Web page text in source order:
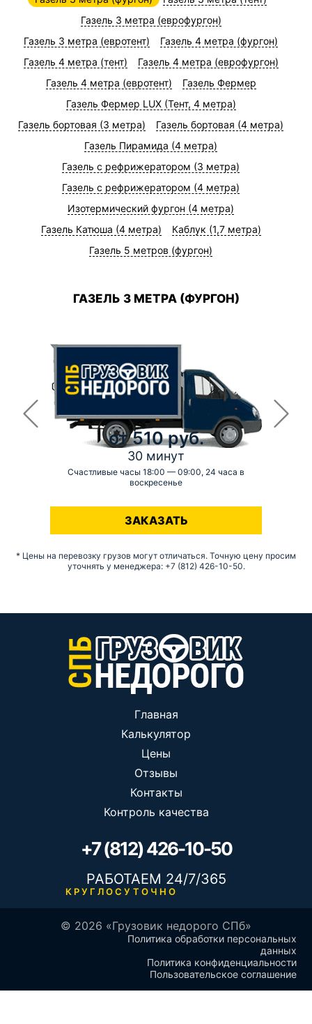
Газель 3 метра (еврофургон)
Газель 3 метра (евротент)
Газель 4 метра (фургон)
Газель 4 метра (тент)
Газель 4 метра (еврофургон)
Газель 4 метра (евротент)
Газель Фермер
Газель Фермер LUX (Тент, 4 метра)
Газель бортовая (3 метра)
Газель бортовая (4 метра)
Газель Пирамида (4 метра)
Газель с рефрижератором (3 метра)
Газель с рефрижератором (4 метра)
Изотермический фургон (4 метра)
Газель Катюша (4 метра)
Каблук (1,7 метра)
Газель 5 метров (фургон)
ГАЗЕЛЬ 3 МЕТРА (ФУРГОН)
от 510 руб.
30 минут
Счастливые часы 18:00 — 09:00, 24 часа в
воскресенье
-
ЗАКАЗАТЬ
* Цены на перевозку грузов могут отличаться. Точную цену просим
уточнять у менеджера: +7 (812) 426-10-50.
Главная
Калькулятор
Цены
Отзывы
Контакты
Контроль качества
+7 (812) 426-10-50
РАБОТАЕМ 24/7/365
КРУГЛОСУТОЧНО
© 2026 «Грузовик недорого СПб»
Политика обработки персональных
данных
Политика конфиденциальности
Пользовательское соглашение